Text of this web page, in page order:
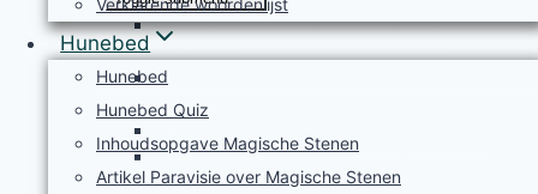
Verklarende woordenlijst
Hunebed
Hunebed
Hunebed Quiz
Inhoudsopgave Magische Stenen
Artikel Paravisie over Magische Stenen
Leesfragment uit hoofdstuk 9: De tan
tiëns/hara’s
Interactieve lezing: Ontdekkingsreis Innerlijk
Licht
Gesproken meditaties bij Ontdekkingsreis
Innerlijk Licht